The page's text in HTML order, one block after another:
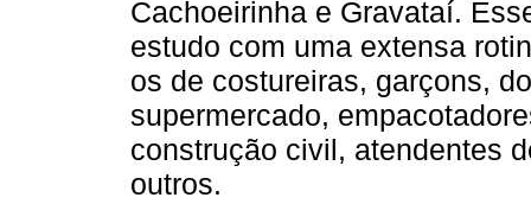
Cachoeirinha e Gravataí.
estudo com uma extensa
os de costureiras, garçons,
supermercado,
construção civil, atendentes
outros.